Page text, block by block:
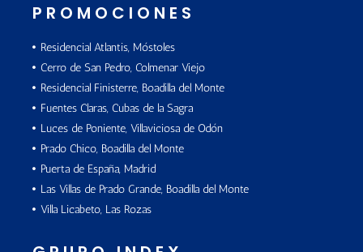
PROMOCIONES
Residencial Atlantis, Móstoles
Cerro de San Pedro, Colmenar Viejo
Residencial Finisterre, Boadilla del Monte
Fuentes Claras, Cubas de la Sagra
Luces de Poniente, Villaviciosa de Odón
Prado Chico, Boadilla del Monte
Puerta de España, Madrid
Las Villas de Prado Grande, Boadilla del Monte
Villa Licabeto, Las Rozas